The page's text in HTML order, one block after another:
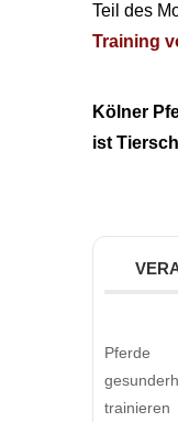
Teil des
Training
Kölner
ist
Pferde
trainieren